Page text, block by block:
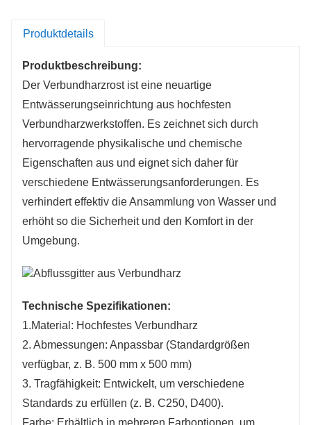
Druck- und Schlagfestigkeit, hält schweren
verschiedene Verkehrsszenarien.
4. Rutschfeste Sicherheitsoberfläche: Mit einer
rutschfesten Oberfläche für den sicheren
Durchgang von Fußgängern und Fahrzeugen
ausgestattet, wodurch das Unfallrisiko minimiert
wird.
5. Umweltfreundliche Materialien: Hergestellt
aus recycelbaren Materialien, im Einklang mit
Produktdetails
Produktbeschreibung:
Der Verbundharzrost ist eine neuartige
Entwässerungseinrichtung aus hochfesten
Verbundharzwerkstoffen. Es zeichnet sich durch
hervorragende physikalische und chemische
Eigenschaften aus und eignet sich daher für
verschiedene Entwässerungsanforderungen. Es
verhindert effektiv die Ansammlung von Wasser und
erhöht so die Sicherheit und den Komfort in der
Umgebung.
Technische Spezifikationen:
1.Material: Hochfestes Verbundharz
2. Abmessungen: Anpassbar (Standardgrößen
verfügbar, z. B. 500 mm x 500 mm)
3. Tragfähigkeit: Entwickelt, um verschiedene
Standards zu erfüllen (z. B. C250, D400).